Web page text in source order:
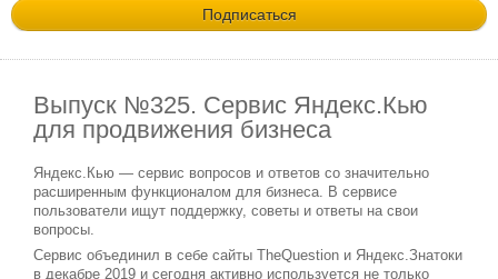
Выпуск №325. Сервис Яндекс.Кью
для продвижения бизнеса
Яндекс.Кью — сервис вопросов и ответов со значительно
расширенным функционалом для бизнеса. В сервисе
пользователи ищут поддержку, советы и ответы на свои
вопросы.
Сервис объединил в себе сайты TheQuestion и Яндекс.Знатоки
в декабре 2019 и сегодня активно используется не только